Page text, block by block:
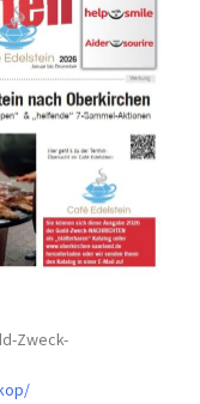
Zweck-